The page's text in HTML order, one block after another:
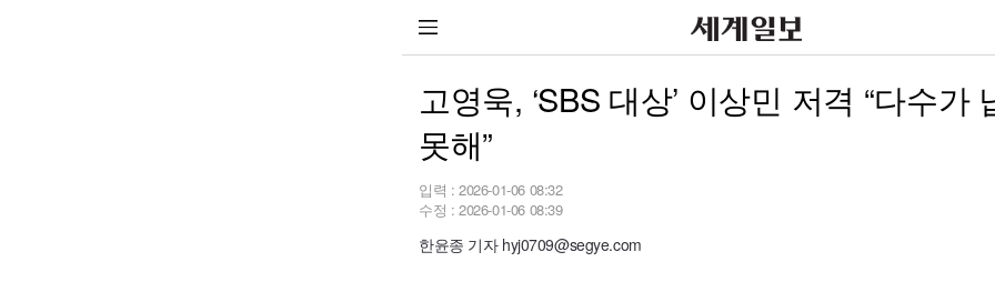
고영욱, ‘SBS 대상’ 이상민 저격 “다수가
못해”
입력 : 2026-01-06 08:32
수정 : 2026-01-06 08:39
한윤종 기자 hyj0709@segye.com